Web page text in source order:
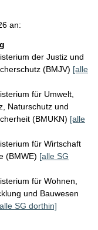
an:
der Justiz und
(BMJV) [alle
für Umwelt,
Naturschutz und
(BMUKN) [alle
für Wirtschaft
(BMWE) [alle SG
für Wohnen,
und Bauwesen
SG dorthin]